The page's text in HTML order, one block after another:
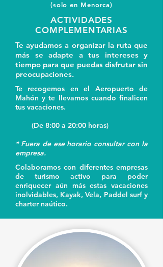
(solo en Menorca)
ACTIVIDADES
COMPLEMENTARIAS
Te ayudamos a organizar la ruta que
más se adapte a tus intereses y
tiempo para que puedas disfrutar sin
preocupaciones.
Te recogemos en el Aeropuerto de
Mahón y te llevamos cuando finalicen
tus vacaciones.
(De 8:00 a 20:00 horas)
* Fuera de ese horario consultar con la
empresa.
Colaboramos con diferentes empresas
de turismo activo para poder
enriquecer aún más estas vacaciones
inolvidables, Kayak, Vela, Paddel surf y
charter naútico.